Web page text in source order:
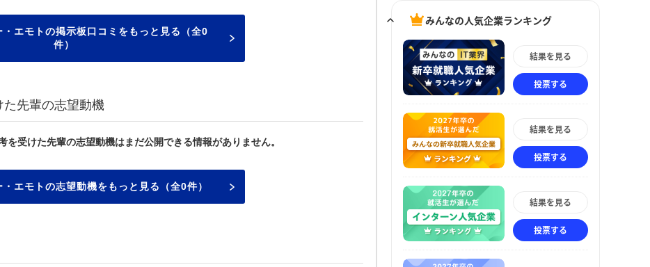
・エモトの掲示板口コミをもっと見る（全0
件）
先輩の志望動機
を受けた先輩の志望動機はまだ公開できる情報がありません。
エモトの志望動機をもっと見る（全0件）
みんなの人気企業ランキング
結果を見る
投票する
結果を見る
投票する
結果を見る
投票する